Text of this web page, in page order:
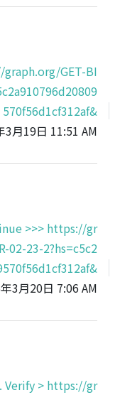
graph.org/GET-BI
570f56d1cf312af&
3月19日 11:51 AM
>>> https://gr
02-23-2?hs=c5c2
3月20日 7:06 AM
Verify > https://gr